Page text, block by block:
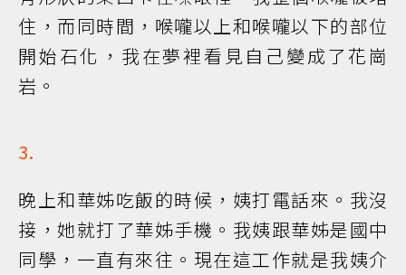
住，而同時間，喉嚨以上和喉嚨以下的部位
開始石化，我在夢裡看見自己變成了花崗
岩。
3.
晚上和華姊吃飯的時候，姨打電話來。我沒
接，她就打了華姊手機。我姨跟華姊是國中
同學，一直有來往。現在這工作就是我姨介